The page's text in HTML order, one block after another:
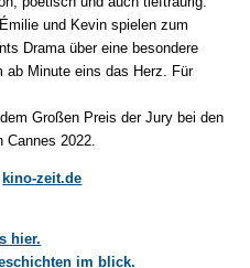
und Kevin spielen zum
Drama über eine besondere
ab Minute eins das Herz. Für
Großen Preis der Jury bei den
Cannes 2022.
kino-zeit.de
hier.
im blick.